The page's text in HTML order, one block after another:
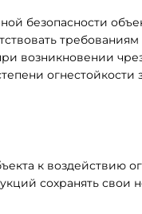
безопасности
требованиям
возникновении
огнестойкости
к воздействию
сохранять свои